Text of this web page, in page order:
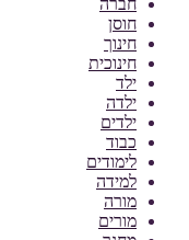
חוסן
חינוך
חינוכית
ילד
ילדה
ילדים
כבוד
לימודים
למידה
מורה
מורים